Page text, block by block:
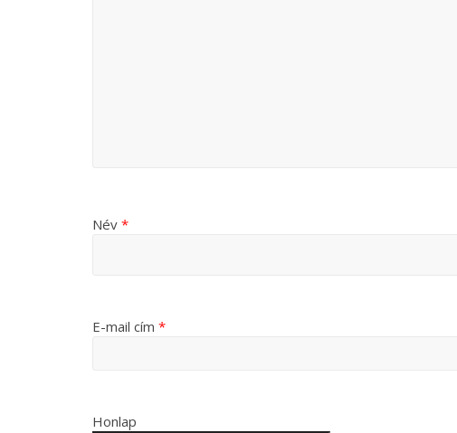
Név *
E-mail cím *
Honlap